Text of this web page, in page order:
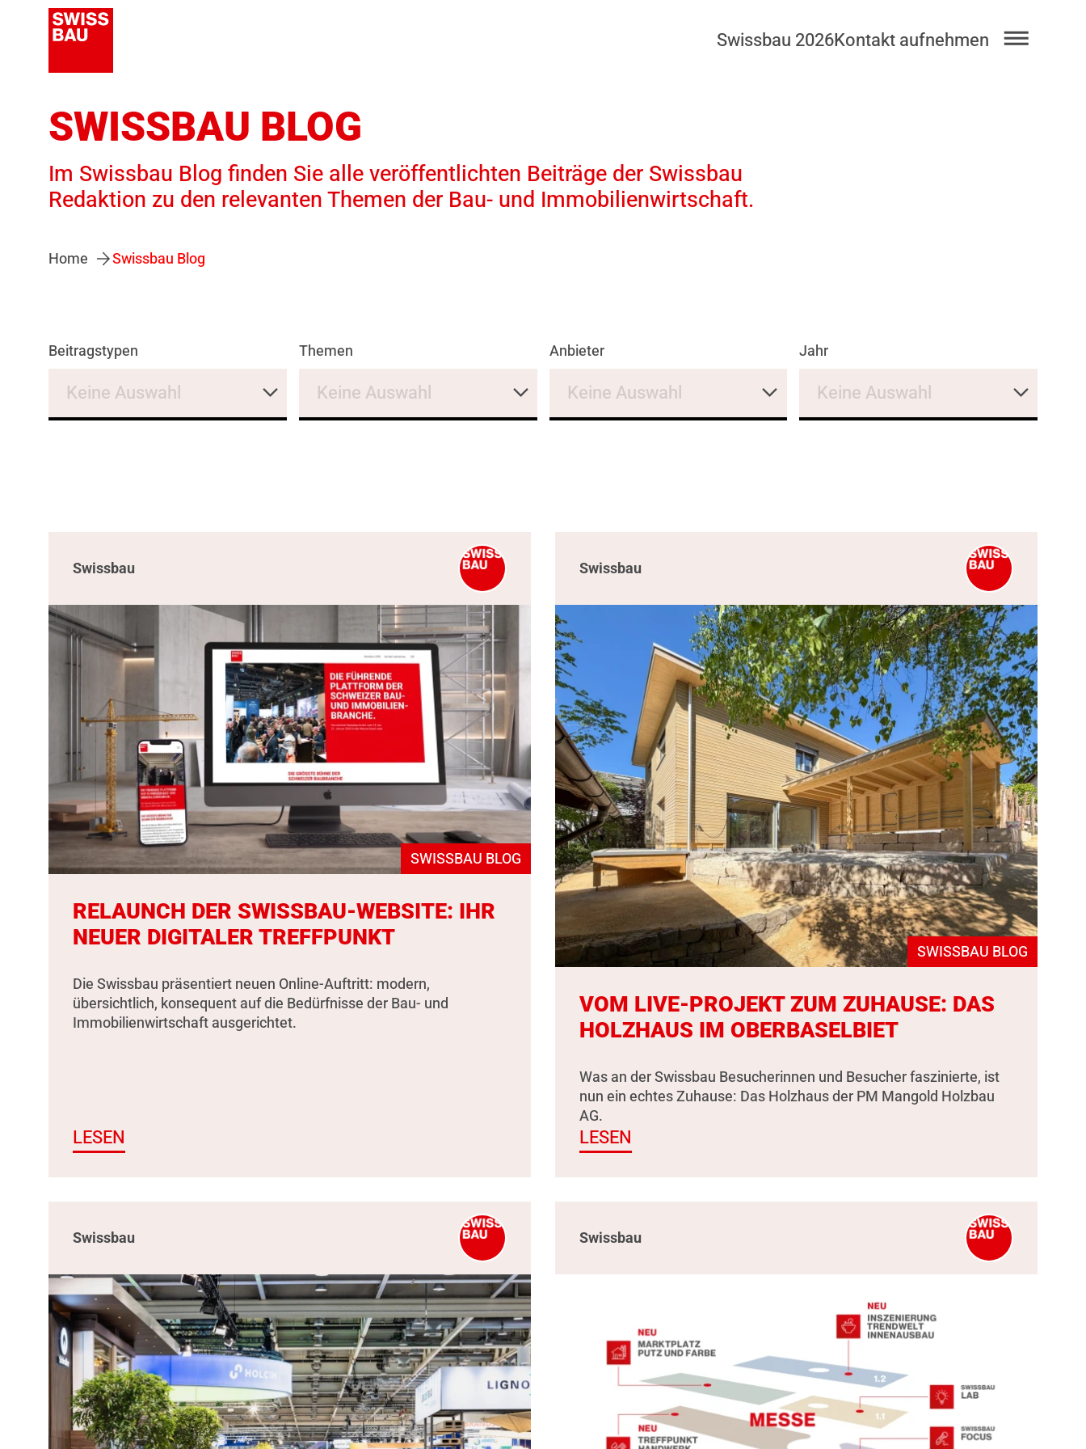
Swissbau 2026Kontakt aufnehmen
SWISSBAU BLOG
Im Swissbau Blog finden Sie alle veröffentlichten Beiträge der Swissbau
Redaktion zu den relevanten Themen der Bau- und Immobilienwirtschaft.
Home Swissbau Blog
Beitragstypen
Keine Auswahl
Themen
Keine Auswahl
Anbieter
Keine Auswahl
Jahr
Keine Auswahl
Swissbau
SWISSBAU BLOG
RELAUNCH DER SWISSBAU-WEBSITE: IHR
NEUER DIGITALER TREFFPUNKT
Die Swissbau präsentiert neuen Online-Auftritt: modern,
übersichtlich, konsequent auf die Bedürfnisse der Bau- und
Immobilienwirtschaft ausgerichtet.
LESEN
Swissbau
SWISSBAU BLOG
VOM LIVE-PROJEKT ZUM ZUHAUSE: DAS
HOLZHAUS IM OBERBASELBIET
Was an der Swissbau Besucherinnen und Besucher faszinierte, ist
nun ein echtes Zuhause: Das Holzhaus der PM Mangold Holzbau
AG.
LESEN
Swissbau Swissbau